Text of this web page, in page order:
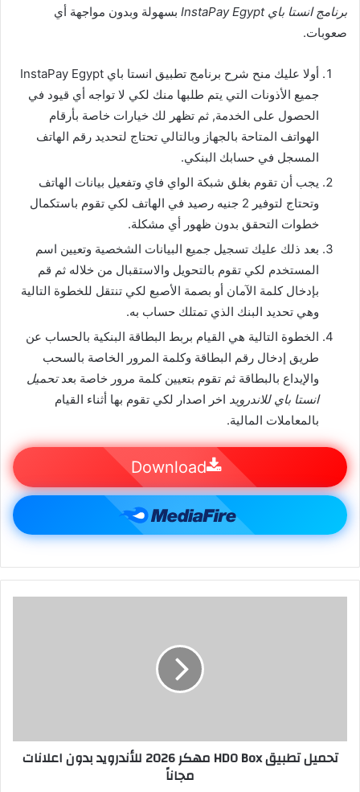
برنامج انستا باي InstaPay Egypt
بسهولة وبدون مواجهة أي
صعوبات.
أولا عليك منح شرح برنامج تطبيق انستا باي InstaPay Egypt
جميع الأذونات التي يتم طلبها منك لكي لا تواجه أي قيود في
الحصول على الخدمة, ثم تظهر لك خيارات خاصة بأرقام
الهواتف المتاحة بالجهاز وبالتالي تحتاج لتحديد رقم الهاتف
المسجل في حسابك البنكي.
يجب أن تقوم بغلق شبكة الواي فاي وتفعيل بيانات الهاتف
وتحتاج لتوفير 2 جنيه رصيد في الهاتف لكي تقوم باستكمال
خطوات التحقق بدون ظهور أي مشكلة.
بعد ذلك عليك تسجيل جميع البيانات الشخصية وتعيين اسم
المستخدم لكي تقوم بالتحويل والاستقبال من خلاله ثم قم
بإدخال كلمة الآمان أو بصمة الأصبع لكي تنتقل للخطوة التالية
وهي تحديد البنك الذي تمتلك حساب به.
الخطوة التالية هي القيام بربط البطاقة البنكية بالحساب عن
طريق إدخال رقم البطاقة وكلمة المرور الخاصة بالسحب
والإيداع بالبطاقة ثم تقوم بتعيين كلمة مرور خاصة بعدتحميل
انستا باي للاندرويد اخر اصدار لكي تقوم بها أثناء القيام
بالمعاملات المالية.
Download
تحميل تطبيق HDO Box مهكر 2026 للأندرويد بدون اعلانات
مجاناً